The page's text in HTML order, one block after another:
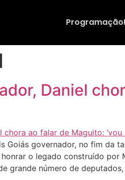
Programação
Daniel
Goiás governador, no fim da
o legado construído por
grande número de